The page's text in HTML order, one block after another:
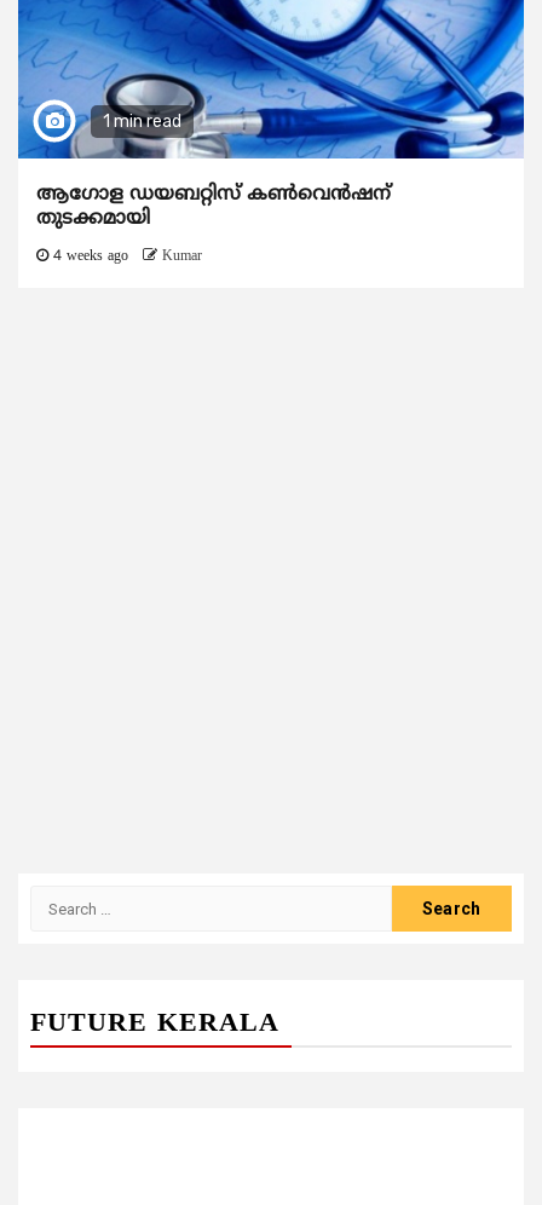
1 min read
ആഗോള ഡയബറ്റിസ് കണ്‍വെന്‍ഷന്
തുടക്കമായി
4 weeks ago Kumar
FUTURE KERALA